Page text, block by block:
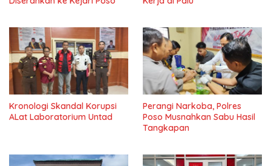
Kronologi Skandal Korupsi
ALat Laboratorium Untad
Perangi Narkoba, Polres
Poso Musnahkan Sabu Hasil
Tangkapan